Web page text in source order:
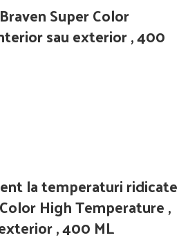
Super Color
sau exterior , 400
la temperaturi ridicate
High Temperature ,
, 400 ML